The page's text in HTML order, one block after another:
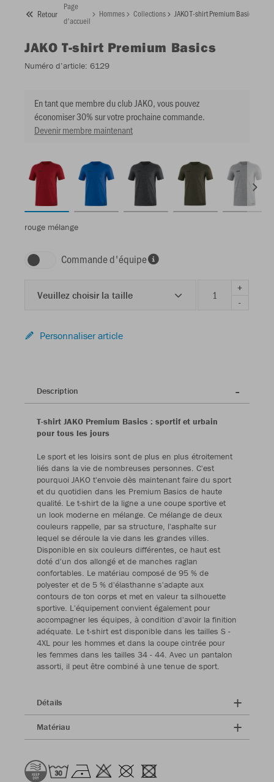
Retour
Page
d'accueil
Hommes Collections JAKO T-shirt Premium Basics
JAKO T-shirt Premium Basics
Numéro d’article: 6129
En tant que membre du club JAKO, vous pouvez
économiser 30% sur votre prochaine commande.
Devenir membre maintenant
rouge mélange
Commande d'équipe
Veuillez choisir la taille
+
-
Personnaliser article
Description
T-shirt JAKO Premium Basics : sportif et urbain
pour tous les jours
Le sport et les loisirs sont de plus en plus étroitement
liés dans la vie de nombreuses personnes. C'est
pourquoi JAKO t'envoie dès maintenant faire du sport
et du quotidien dans les Premium Basics de haute
qualité. Le t-shirt de la ligne a une coupe sportive et
un look moderne en mélange. Ce mélange de deux
couleurs rappelle, par sa structure, l'asphalte sur
lequel se déroule la vie dans les grandes villes.
Disponible en six couleurs différentes, ce haut est
doté d'un dos allongé et de manches raglan
confortables. Le matériau composé de 95 % de
polyester et de 5 % d'élasthanne s'adapte aux
contours de ton corps et met en valeur ta silhouette
sportive. L'équipement convient également pour
accompagner les équipes, à condition d'avoir la finition
adéquate. Le t-shirt est disponible dans les tailles S -
4XL pour les hommes et dans la coupe cintrée pour
les femmes dans les tailles 34 - 44. Avec un pantalon
assorti, il peut être combiné à une tenue de sport.
Détails
Matériau